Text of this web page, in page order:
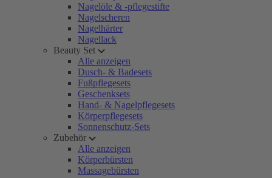
Nagelöle & -pflegestifte
Nagelscheren
Nagelhärter
Nagellack
Beauty Set
Alle anzeigen
Dusch- & Badesets
Fußpflegesets
Geschenksets
Hand- & Nagelpflegesets
Körperpflegesets
Sonnenschutz-Sets
Zubehör
Alle anzeigen
Körperbürsten
Massagebürsten